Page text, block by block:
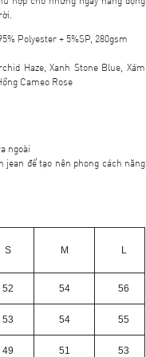
Polyester + 5%SP, 280gsm
Haze, Xanh Stone Blue, Xám
Cameo Rose
ngoài
jean để tạo nên phong cách năng
S M L
52 54 56
53 54 55
49 51 53